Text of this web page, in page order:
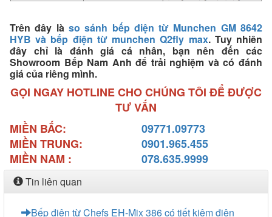
Trên đây là so sánh bếp điện từ Munchen GM 8642
HYB và bếp điện từ munchen Q2fly max. Tuy nhiên
đây chỉ là đánh giá cá nhân, bạn nên đến các
Showroom Bếp Nam Anh để trải nghiệm và có đánh
giá của riêng mình.
GỌI NGAY HOTLINE CHO CHÚNG TÔI ĐỂ ĐƯỢC
TƯ VẤN
MIỀN BẮC:
09771.09773
MIỀN TRUNG:
0901.965.455
MIỀN NAM :
078.635.9999
Tin liên quan
Bếp điện từ Chefs EH-Mix 386 có tiết kiệm điện